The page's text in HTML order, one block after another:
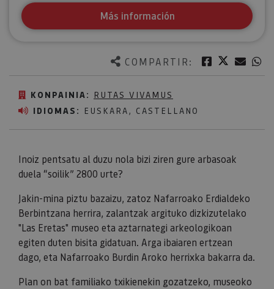
COMPARTIR: Facebook
Twitter
KONPAINIA: RUTAS VIVAMUS
IDIOMAS: EUSKARA, CASTELLANO
Inoiz pentsatu al duzu nola bizi ziren gure arbasoak
duela “soilik” 2800 urte?
Jakin-mina piztu bazaizu, zatoz Nafarroako Erdialdeko
Berbintzana herrira, zalantzak argituko dizkizutelako
"Las Eretas" museo eta aztarnategi arkeologikoan
egiten duten bisita gidatuan. Arga ibaiaren ertzean
dago, eta Nafarroako Burdin Aroko herrixka bakarra da.
Plan on bat familiako txikienekin gozatzeko, museoko
Más información